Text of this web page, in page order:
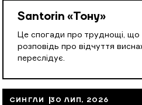
Santorin «Тону»
Це спогади про труднощі, що
розповідь про відчуття
переслідує.
СИНГЛИ 30 ЛИП, 2026